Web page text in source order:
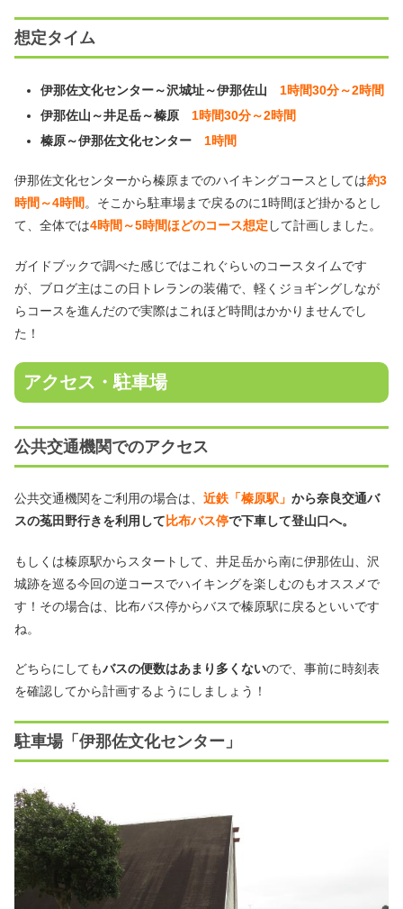
想定タイム
伊那佐文化センター～沢城址～伊那佐山 1時間30分～2時間
伊那佐山～井足岳～榛原 1時間30分～2時間
榛原～伊那佐文化センター 1時間
伊那佐文化センターから榛原までのハイキングコースとしては約3
時間～4時間。そこから駐車場まで戻るのに1時間ほど掛かるとし
て、全体では4時間～5時間ほどのコース想定 して計画しました。
ガイドブックで調べた感じではこれぐらいのコースタイムです
が、ブログ主はこの日トレランの装備で、軽くジョギングしなが
らコースを進んだので実際はこれほど時間はかかりませんでし
た！
アクセス・駐車場
公共交通機関でのアクセス
公共交通機関をご利用の場合は、 近鉄「榛原駅」 から奈良交通バ
スの菟田野行きを利用して 比布バス停で下車して登山口へ。
もしくは榛原駅からスタートして、井足岳から南に伊那佐山、沢
城跡を巡る今回の逆コースでハイキングを楽しむのもオススメで
す！その場合は、比布バス停からバスで榛原駅に戻るといいです
ね。
どちらにしてもバスの便数はあまり多くないので、事前に時刻表
を確認してから計画するようにしましょう！
駐車場「伊那佐文化センター」